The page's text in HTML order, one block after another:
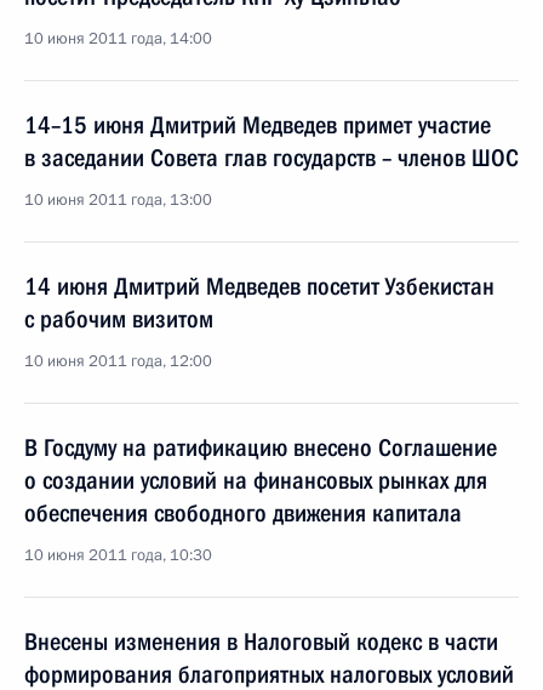
10 июня 2011 года, 14:00
14–15 июня Дмитрий Медведев примет участие
в заседании Совета глав государств – членов ШОС
10 июня 2011 года, 13:00
14 июня Дмитрий Медведев посетит Узбекистан
с рабочим визитом
10 июня 2011 года, 12:00
В Госдуму на ратификацию внесено Соглашение
о создании условий на финансовых рынках для
обеспечения свободного движения капитала
10 июня 2011 года, 10:30
Внесены изменения в Налоговый кодекс в части
формирования благоприятных налоговых условий